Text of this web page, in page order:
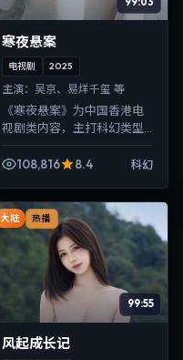
寒夜悬案
电视剧 2025
主演： 吴京、易烊千玺 等
《寒夜悬案》为中国香港电
视剧类内容，主打科幻类型
晰，适合移动端与电视端随
108,816 8.4 科幻
大陆 热播
99:55
风起成长记